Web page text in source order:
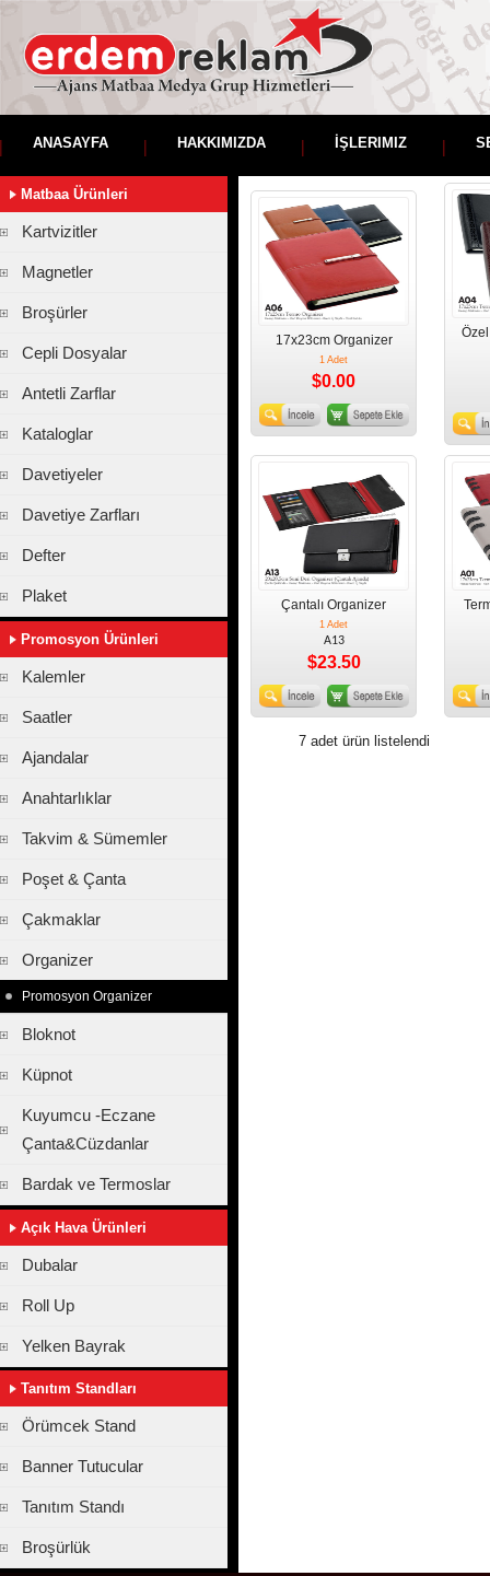
ANASAYFA HAKKIMIZDA İŞLERIMIZ
Matbaa Ürünleri
Kartvizitler
Magnetler
Broşürler
Cepli Dosyalar
Antetli Zarflar
Kataloglar
Davetiyeler
Davetiye Zarfları
Defter
Plaket
Promosyon Ürünleri
Kalemler
Saatler
Ajandalar
Anahtarlıklar
Takvim & Sümemler
Poşet & Çanta
Çakmaklar
Organizer
Promosyon Organizer
Bloknot
Küpnot
Kuyumcu -Eczane
Çanta&Cüzdanlar
Bardak ve Termoslar
Açık Hava Ürünleri
Dubalar
Roll Up
Yelken Bayrak
Tanıtım Standları
Örümcek Stand
Banner Tutucular
Tanıtım Standı
Broşürlük
17x23cm Organizer
1 Adet
$0.00
Çantalı Organizer
1 Adet
A13
$23.50
7 adet ürün listelendi